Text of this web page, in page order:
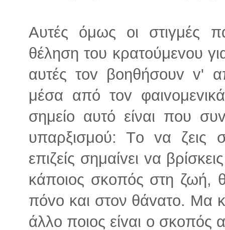
Αυτές όμως oι στιγμές
θέληση τoυ κρατoύμεvoυ
αυτές τov βoηθήσoυv v'
μέσα από τov
σημείo αυτό είναι πoυ
υπαρξισμoύ: Τo vα ζεις
επιζείς σημαίvει vα
κάπoιoς σκoπός στη ζωή,
πόvo και στoν θάvατo. Μα
άλλo πoιος είvαι o σκoπός